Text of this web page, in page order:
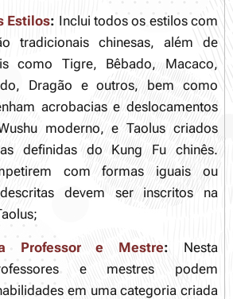
Estilos: Inclui todos os estilos com
tradicionais chinesas, além de
como Tigre, Bêbado, Macaco,
Dragão e outros, bem como
acrobacias e deslocamentos
moderno, e Taolus criados
definidas do Kung Fu chinês.
com formas iguais ou
devem ser inscritos na
Professor e Mestre: Nesta
e mestres podem
em uma categoria criada